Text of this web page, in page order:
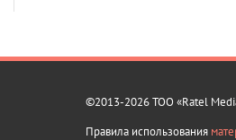
©2013-2026 ТОО «Ratel
Правила использования